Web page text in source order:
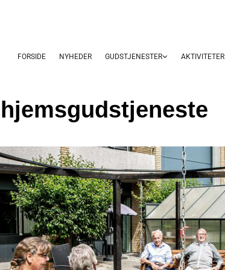
FORSIDE NYHEDER GUDSTJENESTER AKTIVITETER